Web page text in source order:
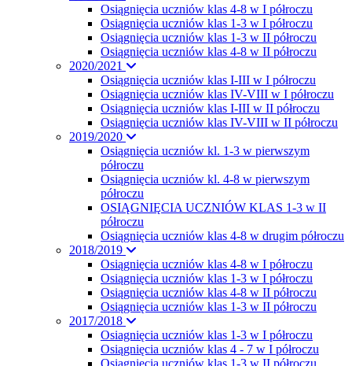
Osiągnięcia uczniów klas 4-8 w I półroczu
Osiągnięcia uczniów klas 1-3 w I półroczu
Osiągnięcia uczniów klas 1-3 w II półroczu
Osiągnięcia uczniów klas 4-8 w II półroczu
2020/2021
Osiągnięcia uczniów klas I-III w I półroczu
Osiągnięcia uczniów klas IV-VIII w I półroczu
Osiągnięcia uczniów klas I-III w II półroczu
Osiągnięcia uczniów klas IV-VIII w II półroczu
2019/2020
Osiągnięcia uczniów kl. 1-3 w pierwszym
półroczu
Osiągnięcia uczniów kl. 4-8 w pierwszym
półroczu
OSIĄGNIĘCIA UCZNIÓW KLAS 1-3 w II
półroczu
Osiągnięcia uczniów klas 4-8 w drugim półroczu
2018/2019
Osiągnięcia uczniów klas 4-8 w I półroczu
Osiągnięcia uczniów klas 1-3 w I półroczu
Osiągnięcia uczniów klas 4-8 w II półroczu
Osiągnięcia uczniów klas 1-3 w II półroczu
2017/2018
Osiagnięcia uczniów klas 1-3 w I półroczu
Osiągnięcia uczniów klas 4 - 7 w I półroczu
Osiągnięcia uczniów klas 1-3 w II półroczu